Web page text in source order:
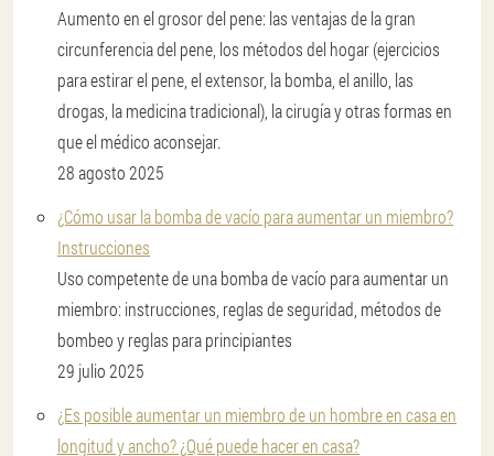
Aumento en el grosor del pene: las ventajas de la gran
circunferencia del pene, los métodos del hogar (ejercicios
para estirar el pene, el extensor, la bomba, el anillo, las
drogas, la medicina tradicional), la cirugía y otras formas en
que el médico aconsejar.
28 agosto 2025
¿Cómo usar la bomba de vacío para aumentar un miembro?
Instrucciones
Uso competente de una bomba de vacío para aumentar un
miembro: instrucciones, reglas de seguridad, métodos de
bombeo y reglas para principiantes
29 julio 2025
¿Es posible aumentar un miembro de un hombre en casa en
longitud y ancho? ¿Qué puede hacer en casa?